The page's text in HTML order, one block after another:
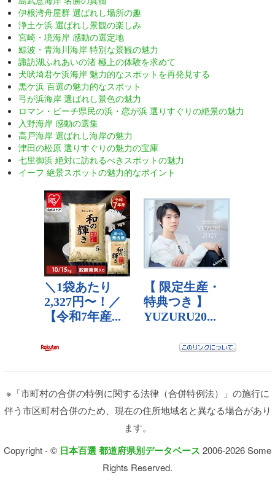
伊根湾舟屋群 選ばれし場所の趣
浄土ケ浜 選ばれし景観の楽しみ
宮崎・境海岸 感動の選定地
鯨波・青海川海岸 特別な景観の魅力
諏訪湖ふれあいの渚 極上の体験を求めて
犬吠埼君ケ浜海岸 魅力的なスポットを再発見する
黒ケ浜 百選の魅力的なスポット
弓が浜海岸 選ばれし景色の魅力
ロマン・ビーチ県民の浜・恋が浜 選りすぐりの絶景の魅力
入野海岸 感動の選集
高戸海岸 選ばれし海岸の魅力
津田の松原 選りすぐりの魅力の宝庫
七里御浜 絶対に訪れるべきスポットの魅力
イーフ 絶景スポットの魅力的なポイント
※「市町村の合併の特例に関する法律（合併特例法）」の施行に
伴う市区町村合併のため、現在の住所地域名と異なる場合があり
ます。
Copyright - © 日本百選 都道府県別データベース 2006-2026 Some
Rights Reserved.